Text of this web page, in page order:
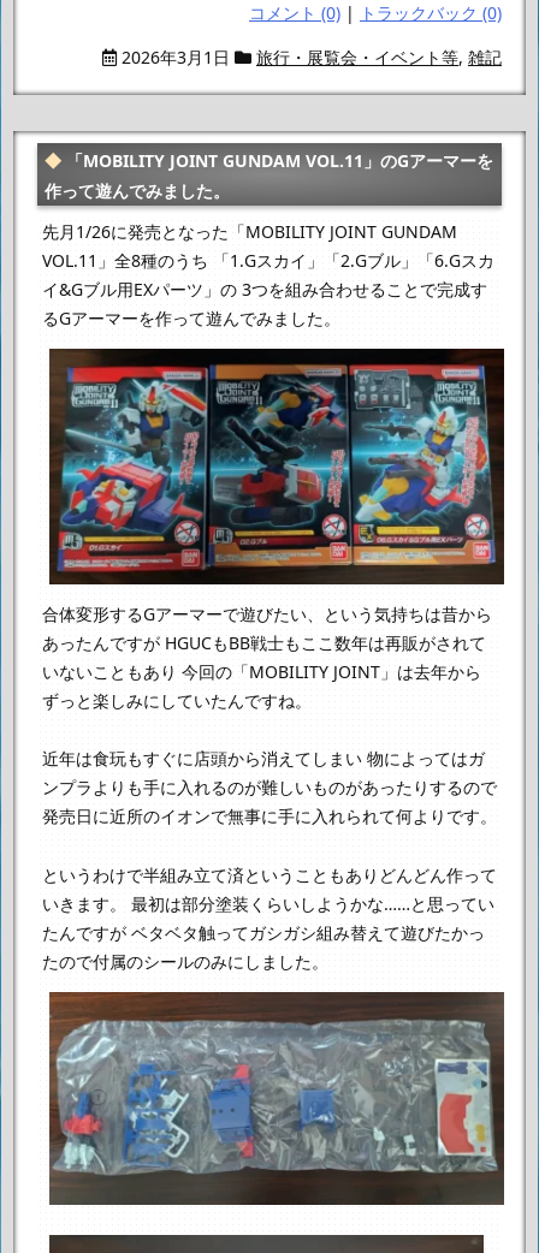
コメント (0) |
トラックバック (0)
2026年3月1日
旅行・展覧会・イベント等, 雑記
「MOBILITY JOINT GUNDAM VOL.11」のGアーマーを
作って遊んでみました。
先月1/26に発売となった「MOBILITY JOINT GUNDAM
VOL.11」全8種のうち 「1.Gスカイ」「2.Gブル」「6.Gスカ
イ&Gブル用EXパーツ」の 3つを組み合わせることで完成す
るGアーマーを作って遊んでみました。
合体変形するGアーマーで遊びたい、という気持ちは昔から
あったんですが HGUCもBB戦士もここ数年は再販がされて
いないこともあり 今回の「MOBILITY JOINT」は去年から
ずっと楽しみにしていたんですね。
近年は食玩もすぐに店頭から消えてしまい 物によってはガ
ンプラよりも手に入れるのが難しいものがあったりするので
発売日に近所のイオンで無事に手に入れられて何よりです。
というわけで半組み立て済ということもありどんどん作って
いきます。
最初は部分塗装くらいしようかな……と思ってい
たんですが ベタベタ触ってガシガシ組み替えて遊びたかっ
たので付属のシールのみにしました。